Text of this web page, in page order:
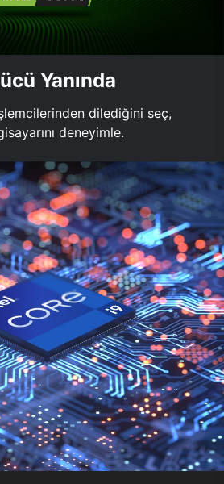
Yanında
dilediğini seç,
deneyimle.